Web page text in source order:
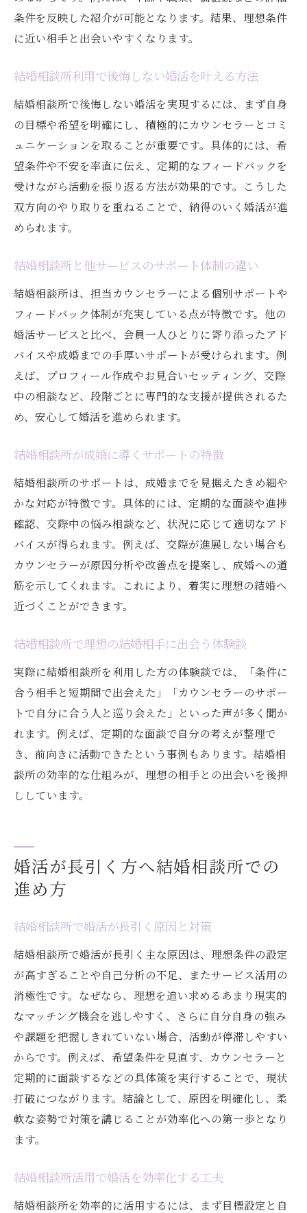
条件を反映した紹介が可能となります。結果、理想条件
に近い相手と出会いやすくなります。
結婚相談所利用で後悔しない婚活を叶える方法
結婚相談所で後悔しない婚活を実現するには、まず自身
の目標や希望を明確にし、積極的にカウンセラーとコミ
ュニケーションを取ることが重要です。具体的には、希
望条件や不安を率直に伝え、定期的なフィードバックを
受けながら活動を振り返る方法が効果的です。こうした
双方向のやり取りを重ねることで、納得のいく婚活が進
められます。
結婚相談所と他サービスのサポート体制の違い
結婚相談所は、担当カウンセラーによる個別サポートや
フィードバック体制が充実している点が特徴です。他の
婚活サービスと比べ、会員一人ひとりに寄り添ったアド
バイスや成婚までの手厚いサポートが受けられます。例
えば、プロフィール作成やお見合いセッティング、交際
中の相談など、段階ごとに専門的な支援が提供されるた
め、安心して婚活を進められます。
結婚相談所が成婚に導くサポートの特徴
結婚相談所のサポートは、成婚までを見据えたきめ細や
かな対応が特徴です。具体的には、定期的な面談や進捗
確認、交際中の悩み相談など、状況に応じて適切なアド
バイスが得られます。例えば、交際が進展しない場合も
カウンセラーが原因分析や改善点を提案し、成婚への道
筋を示してくれます。これにより、着実に理想の結婚へ
近づくことができます。
結婚相談所で理想の結婚相手に出会う体験談
実際に結婚相談所を利用した方の体験談では、「条件に
合う相手と短期間で出会えた」「カウンセラーのサポー
トで自分に合う人と巡り会えた」といった声が多く聞か
れます。例えば、定期的な面談で自分の考えが整理で
き、前向きに活動できたという事例もあります。結婚相
談所の効率的な仕組みが、理想の相手との出会いを後押
ししています。
婚活が長引く方へ結婚相談所での
進め方
結婚相談所で婚活が長引く原因と対策
結婚相談所で婚活が長引く主な原因は、理想条件の設定
が高すぎることや自己分析の不足、またサービス活用の
消極性です。なぜなら、理想を追い求めるあまり現実的
なマッチング機会を逃しやすく、さらに自分自身の強み
や課題を把握しきれていない場合、活動が停滞しやすい
からです。例えば、希望条件を見直す、カウンセラーと
定期的に面談するなどの具体策を実行することで、現状
打破につながります。結論として、原因を明確化し、柔
軟な姿勢で対策を講じることが効率化への第一歩となり
ます。
結婚相談所活用で婚活を効率化する工夫
結婚相談所を効率的に活用するには、まず目標設定と自